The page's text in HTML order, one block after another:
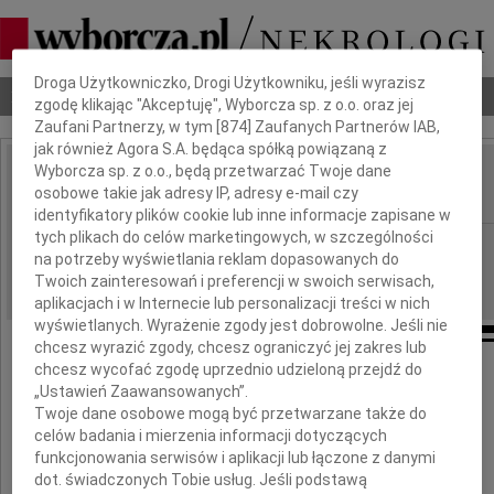
Nekrologi Odeszli Poradnik pogrzebowy
IMIĘ I NAZWISKO: Marzena Hojan
REGION: Gdańsk
DATA EMISJI: 10.08.2021
Z głębokim żalem zawiadamiamy,
że 5 sierpnia 2021 roku zmarła
nasza kochana Żona, Mama, Babcia i Siostra
Dbamy o Twoją prywatność
Droga Użytkowniczko, Drogi Użytkowniku, jeśli wyrazisz
zgodę klikając "Akceptuję", Wyborcza sp. z o.o. oraz jej
Zaufani Partnerzy, w tym [874 ] Zaufanych Partnerów IAB,
jak również Agora S.A. będąca spółką powiązaną z
Wyborcza sp. z o.o., będą przetwarzać Twoje dane
osobowe takie jak adresy IP, adresy e-mail czy
identyfikatory plików cookie lub inne informacje zapisane w
tych plikach do celów marketingowych, w szczególności
na potrzeby wyświetlania reklam dopasowanych do
Twoich zainteresowań i preferencji w swoich serwisach,
aplikacjach i w Internecie lub personalizacji treści w nich
wyświetlanych. Wyrażenie zgody jest dobrowolne. Jeśli nie
chcesz wyrazić zgody, chcesz ograniczyć jej zakres lub
chcesz wycofać zgodę uprzednio udzieloną przejdź do
„Ustawień Zaawansowanych”.
Twoje dane osobowe mogą być przetwarzane także do
celów badania i mierzenia informacji dotyczących
funkcjonowania serwisów i aplikacji lub łączone z danymi
dot. świadczonych Tobie usług. Jeśli podstawą